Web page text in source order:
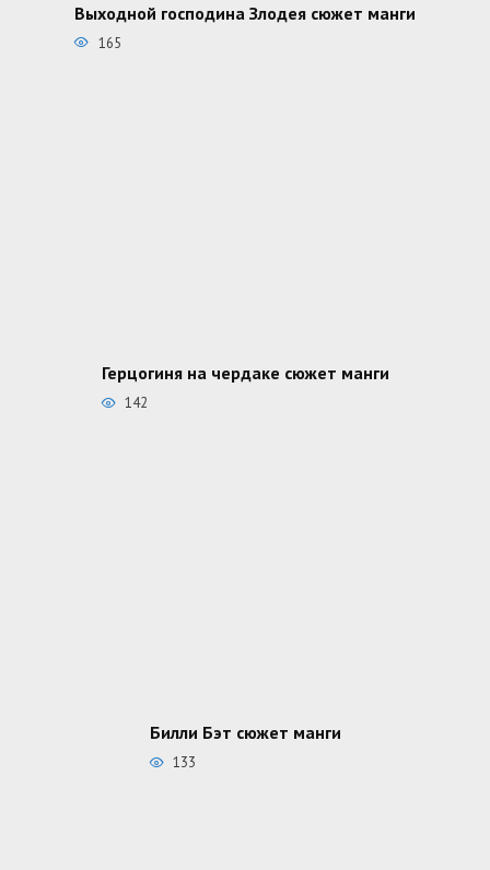
Выходной господина Злодея сюжет манги
165
Герцогиня на чердаке сюжет манги
142
Билли Бэт сюжет манги
133